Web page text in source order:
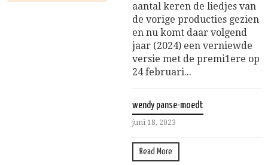
aantal keren de liedjes van
de vorige producties gezien
en nu komt daar volgend
jaar (2024) een verniewde
versie met de premi1ere op
24 februari...
wendy panse-moedt
juni 18, 2023
Read More